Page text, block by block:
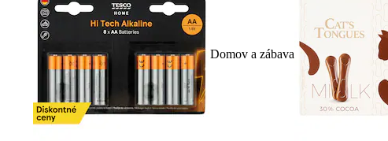
Domov a zábava